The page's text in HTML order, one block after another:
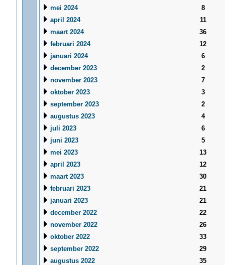
mei 2024
8
april 2024
11
maart 2024
36
februari 2024
12
januari 2024
6
december 2023
2
november 2023
7
oktober 2023
3
september 2023
2
augustus 2023
4
juli 2023
6
juni 2023
5
mei 2023
13
april 2023
12
maart 2023
30
februari 2023
21
januari 2023
21
december 2022
22
november 2022
26
oktober 2022
33
september 2022
29
augustus 2022
35